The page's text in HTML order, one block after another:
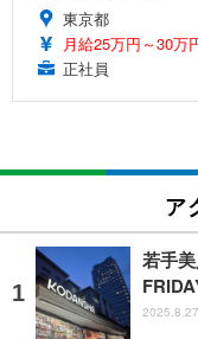
東京都
月給25万円～30万
正社員
ア
若手